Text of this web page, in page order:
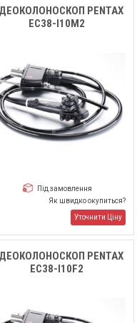
PENTAX
EC38-I10M2
Під замовлення
Як швидко окупиться?
Уточнити Ціну
PENTAX
EC38-I10F2